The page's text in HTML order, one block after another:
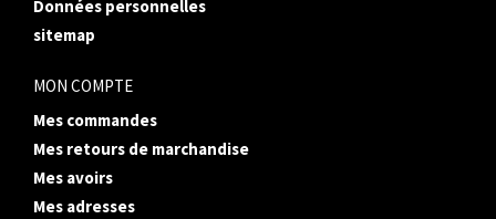
Données personnelles
sitemap
MON COMPTE
Mes commandes
Mes retours de marchandise
Mes avoirs
Mes adresses